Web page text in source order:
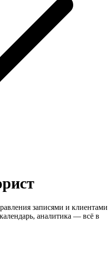
записями и клиентами
аналитика — всё в